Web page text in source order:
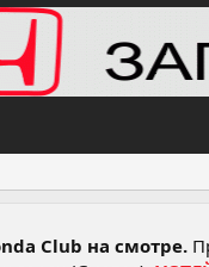
Club на смотре.